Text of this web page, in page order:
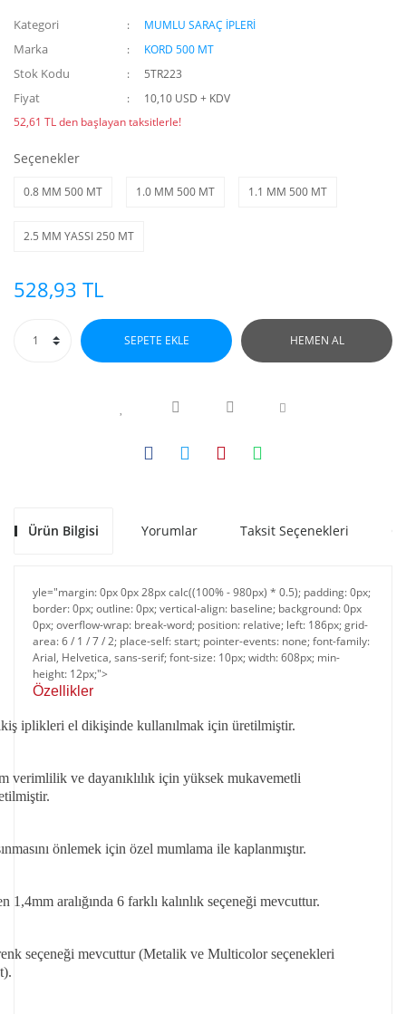
Kategori MUMLU SARAÇ İPLERİ
Marka KORD 500 MT
Stok Kodu 5TR223
Fiyat
10,10 USD + KDV
52,61 TL den başlayan taksitlerle!
Seçenekler
0.8 MM 500 MT 1.0 MM 500 MT 1.1 MM 500 MT
2.5 MM YASSI 250 MT
528,93 TL
SEPETE EKLE HEMEN AL
Ürün Bilgisi Yorumlar Taksit Seçenekleri
yle="margin: 0px 0px 28px calc((100% - 980px) * 0.5); padding: 0px;
border: 0px; outline: 0px; vertical-align: baseline; background: 0px
0px; overflow-wrap: break-word; position: relative; left: 186px; grid-
area: 6 / 1 / 7 / 2; place-self: start; pointer-events: none; font-family:
Arial, Helvetica, sans-serif; font-size: 10px; width: 608px; min-
height: 12px;">
Özellikler​​
iplikleri el dikişinde kullanılmak için üretilmiştir.
verimlilik ve dayanıklılık için yüksek mukavemetli
önlemek için özel mumlama ile kaplanmıştır.
1,4mm aralığında 6 farklı kalınlık seçeneği mevcuttur.
seçeneği mevcuttur (Metalik ve Multicolor seçenekleri